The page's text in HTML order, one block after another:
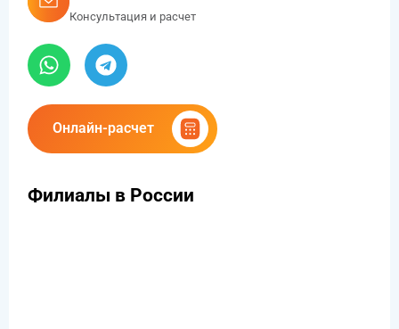
Консультация и расчет
Онлайн-расчет
Филиалы в России